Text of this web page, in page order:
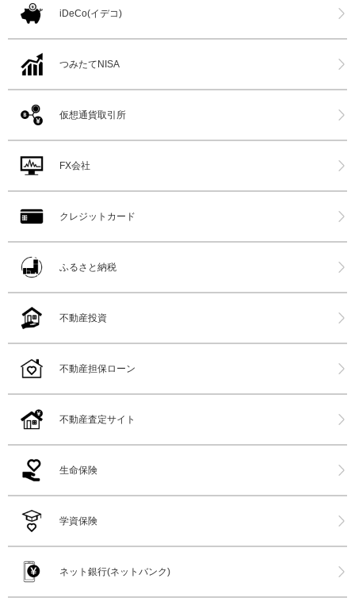
iDeCo(イデコ)
つみたてNISA
仮想通貨取引所
FX会社
クレジットカード
ふるさと納税
不動産投資
不動産担保ローン
不動産査定サイト
生命保険
学資保険
ネット銀行(ネットバンク)